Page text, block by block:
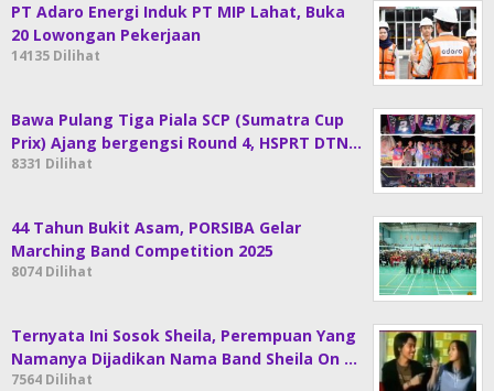
PT Adaro Energi Induk PT MIP Lahat, Buka
20 Lowongan Pekerjaan
14135 Dilihat
Bawa Pulang Tiga Piala SCP (Sumatra Cup
Prix) Ajang bergengsi Round 4, HSPRT DTN…
8331 Dilihat
44 Tahun Bukit Asam, PORSIBA Gelar
Marching Band Competition 2025
8074 Dilihat
Ternyata Ini Sosok Sheila, Perempuan Yang
Namanya Dijadikan Nama Band Sheila On …
7564 Dilihat